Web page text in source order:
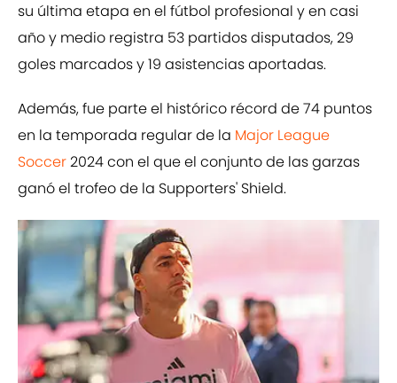
su última etapa en el fútbol profesional y en casi
año y medio registra 53 partidos disputados, 29
goles marcados y 19 asistencias aportadas.
Además, fue parte el histórico récord de 74 puntos
en la temporada regular de la Major League
Soccer2024 con el que el conjunto de las garzas
ganó el trofeo de la Supporters' Shield.